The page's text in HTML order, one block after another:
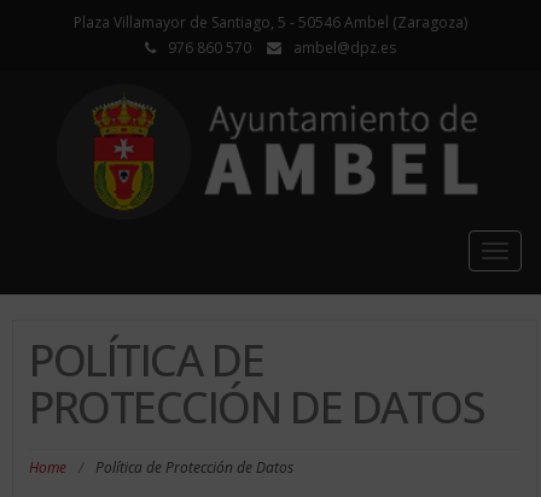
Plaza Villamayor de Santiago, 5 - 50546 Ambel (Zaragoza)
976 860 570
ambel@dpz.es
POLÍTICA DE
PROTECCIÓN DE DATOS
Home / Política de Protección de Datos